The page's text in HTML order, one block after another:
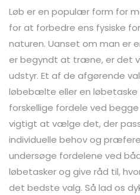
Løb er en populær form for
for at forbedre ens fysiske
naturen. Uanset om man er
er begyndt at træne, er det
udstyr. Et af de afgørende
løbebælte eller en løbetaske
forskellige fordele ved
vigtigt at vælge det, der
individuelle behov og
undersøge fordelene ved
løbetasker og give råd til,
det bedste valg. Så lad os